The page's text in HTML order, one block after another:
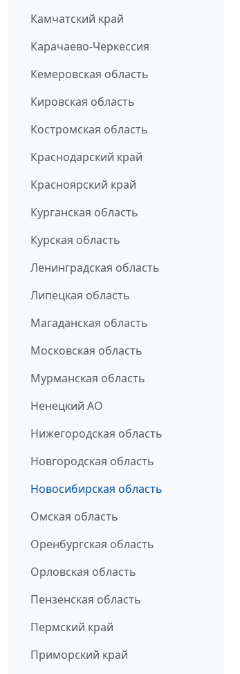
Камчатский край
Карачаево-Черкессия
Кемеровская область
Кировская область
Костромская область
Краснодарский край
Красноярский край
Курганская область
Курская область
Ленинградская область
Липецкая область
Магаданская область
Московская область
Мурманская область
Ненецкий АО
Нижегородская область
Новгородская область
Новосибирская область
Омская область
Оренбургская область
Орловская область
Пензенская область
Пермский край
Приморский край